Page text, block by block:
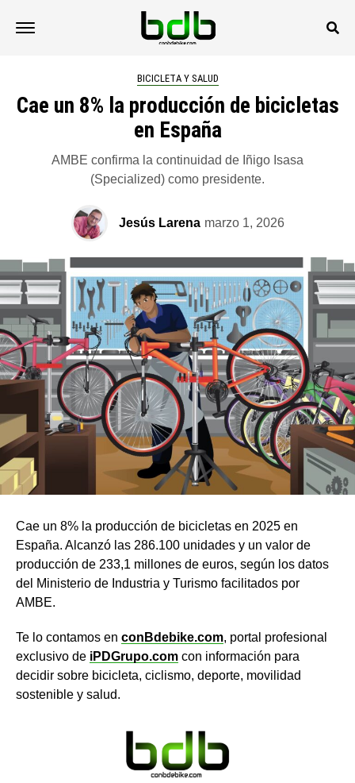
BICICLETA Y SALUD
Cae un 8% la producción de bicicletas
en España
AMBE confirma la continuidad de Iñigo Isasa
(Specialized) como presidente.
Jesús Larena marzo 1, 2026
Cae un 8% la producción de bicicletas en 2025 en
España. Alcanzó las 286.100 unidades y un valor de
producción de 233,1 millones de euros, según los datos
del Ministerio de Industria y Turismo facilitados por
AMBE.
Te lo contamos en conBdebike.com, portal profesional
exclusivo de iPDGrupo.com con información para
decidir sobre bicicleta, ciclismo, deporte, movilidad
sostenible y salud.